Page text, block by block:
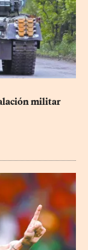
militar